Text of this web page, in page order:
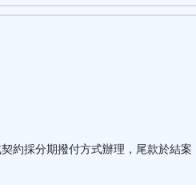
採分期撥付方式辦理，尾款於結案